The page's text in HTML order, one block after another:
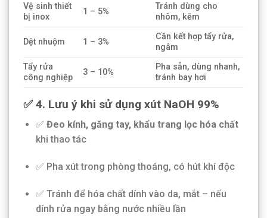
Vệ sinh thiết
bị inox
1 – 5%
Tránh dùng cho
nhôm, kẽm
Dệt nhuộm 1 – 3%
Cần kết hợp tẩy rửa,
ngâm
Tẩy rửa
công nghiệp
3 – 10%
Pha sẵn, dùng nhanh,
tránh bay hơi
✅ 4. Lưu ý khi sử dụng xút NaOH 99%
✅ Đeo kính, găng tay, khẩu trang lọc hóa chất
khi thao tác
✅ Pha xút trong phòng thoáng, có hút khí độc
✅ Tránh để hóa chất dính vào da, mắt – nếu
dính rửa ngay bằng nước nhiều lần